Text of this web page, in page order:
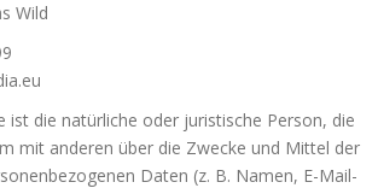
Wild
ist die natürliche oder juristische Person, die
mit anderen über die Zwecke und Mittel der
Daten (z. B. Namen, E-Mail-